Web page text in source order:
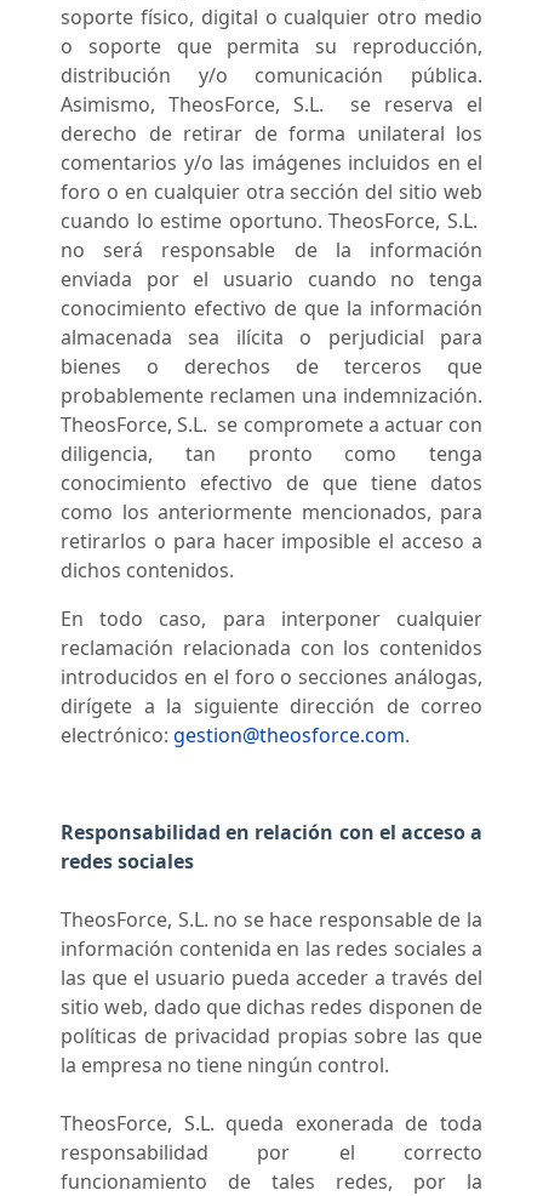
soporte físico, digital o cualquier otro medio
o soporte que permita su reproducción,
distribución y/o comunicación pública.
Asimismo, TheosForce, S.L. se reserva el
derecho de retirar de forma unilateral los
comentarios y/o las imágenes incluidos en el
foro o en cualquier otra sección del sitio web
cuando lo estime oportuno. TheosForce, S.L.
no será responsable de la información
enviada por el usuario cuando no tenga
conocimiento efectivo de que la información
almacenada sea ilícita o perjudicial para
bienes o derechos de terceros que
probablemente reclamen una indemnización.
TheosForce, S.L. se compromete a actuar con
diligencia, tan pronto como tenga
conocimiento efectivo de que tiene datos
como los anteriormente mencionados, para
retirarlos o para hacer imposible el acceso a
dichos contenidos.
En todo caso, para interponer cualquier
reclamación relacionada con los contenidos
introducidos en el foro o secciones análogas,
dirígete a la siguiente dirección de correo
electrónico: gestion@theosforce.com.
Responsabilidad en relación con el acceso a
redes sociales
TheosForce, S.L. no se hace responsable de la
información contenida en las redes sociales a
las que el usuario pueda acceder a través del
sitio web, dado que dichas redes disponen de
políticas de privacidad propias sobre las que
la empresa no tiene ningún control.
TheosForce, S.L. queda exonerada de toda
responsabilidad por el correcto
funcionamiento de tales redes, por la